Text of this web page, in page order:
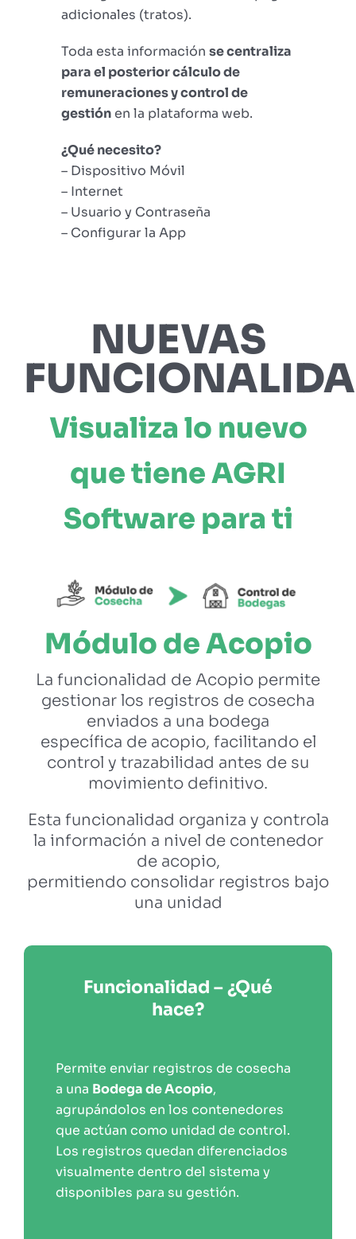
adicionales (tratos).
Toda esta informaciónse centraliza
para el posterior cálculo de
remuneraciones y control de
gestiónen la plataforma web.
¿Qué necesito?
– Dispositivo Móvil
– Internet
– Usuario y Contraseña
– Configurar la App
NUEVAS
Visualiza lo nuevo
que tiene AGRI
Software para ti
Módulo de Acopio
La funcionalidad de Acopio permite
gestionar los registros de cosecha
enviados a una bodega
específica de acopio, facilitando el
control y trazabilidad antes de su
movimiento definitivo.
Esta funcionalidad organiza y controla
la información a nivel de contenedor
de acopio,
permitiendo consolidar registros bajo
una unidad
Funcionalidad – ¿Qué
hace?
Permite enviar registros de cosecha
a una Bodega de Acopio,
agrupándolos en los contenedores
que actúan como unidad de control.
Los registros quedan diferenciados
visualmente dentro del sistema y
disponibles para su gestión.